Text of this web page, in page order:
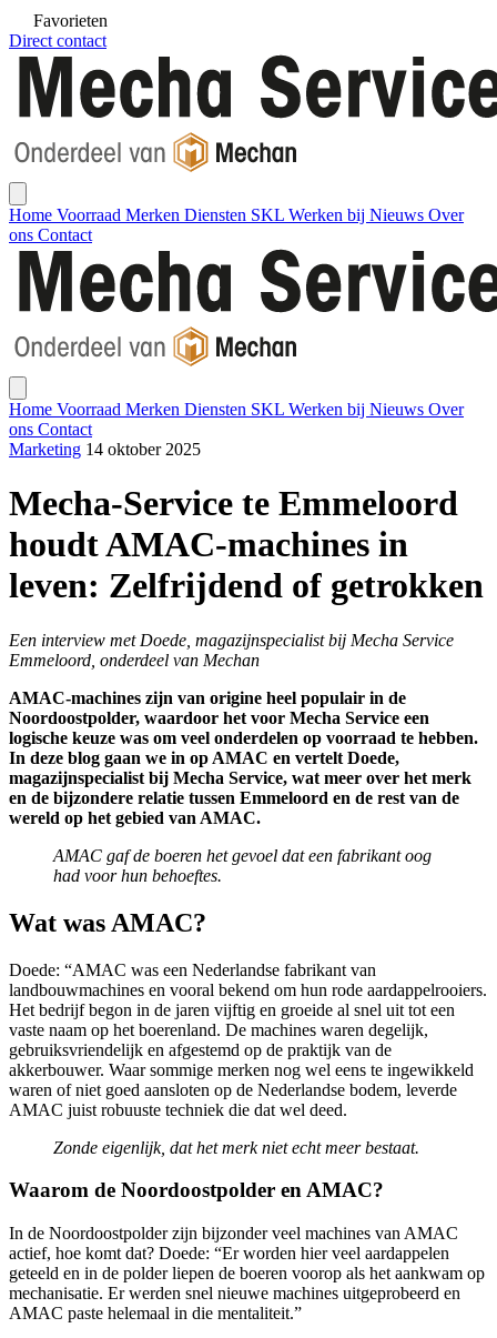
Favorieten
Direct contact
Mecha Service
Home Voorraad Merken Diensten SKL Werken bij Nieuws Over
ons Contact
Mecha Service
Home Voorraad Merken Diensten SKL Werken bij Nieuws Over
ons Contact
Marketing 14 oktober 2025
Mecha-Service te Emmeloord
houdt AMAC-machines in
leven: Zelfrijdend of getrokken
Een interview met Doede, magazijnspecialist bij Mecha Service
Emmeloord, onderdeel van Mechan
AMAC-machines zijn van origine heel populair in de
Noordoostpolder, waardoor het voor Mecha Service een
logische keuze was om veel onderdelen op voorraad te hebben.
In deze blog gaan we in op AMAC en vertelt Doede,
magazijnspecialist bij Mecha Service, wat meer over het merk
en de bijzondere relatie tussen Emmeloord en de rest van de
wereld op het gebied van AMAC.
AMAC gaf de boeren het gevoel dat een fabrikant oog
had voor hun behoeftes.
Wat was AMAC?
Doede: “AMAC was een Nederlandse fabrikant van
landbouwmachines en vooral bekend om hun rode aardappelrooiers.
Het bedrijf begon in de jaren vijftig en groeide al snel uit tot een
vaste naam op het boerenland. De machines waren degelijk,
gebruiksvriendelijk en afgestemd op de praktijk van de
akkerbouwer. Waar sommige merken nog wel eens te ingewikkeld
waren of niet goed aansloten op de Nederlandse bodem, leverde
AMAC juist robuuste techniek die dat wel deed.
Zonde eigenlijk, dat het merk niet echt meer bestaat.
Waarom de Noordoostpolder en AMAC?
In de Noordoostpolder zijn bijzonder veel machines van AMAC
actief, hoe komt dat? Doede: “Er worden hier veel aardappelen
geteeld en in de polder liepen de boeren voorop als het aankwam op
mechanisatie. Er werden snel nieuwe machines uitgeprobeerd en
AMAC paste helemaal in die mentaliteit.”